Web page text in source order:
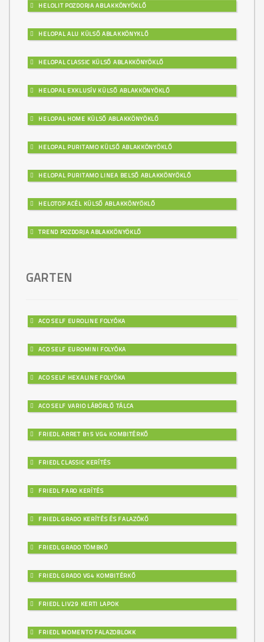
HELOLIT POZDORJA ABLAKKÖNYÖKLŐ
HELOPAL ALU KÜLSŐ ABLAKKÖNYKLŐ
HELOPAL CLASSIC KÜLSŐ ABLAKKÖNYÖKLŐ
HELOPAL EXKLUSÍV KÜLSŐ ABLAKKÖNYÖKLŐ
HELOPAL HOME KÜLSŐ ABLAKKÖNYÖKLŐ
HELOPAL PURITAMO KÜLSŐ ABLAKKÖNYÖKLŐ
HELOPAL PURITAMO LINEA BELSŐ ABLAKKÖNYÖKLŐ
HELOTOP ACÉL KÜLSŐ ABLAKKÖNYÖKLŐ
TREND POZDORJA ABLAKKÖNYÖKLŐ
GARTEN
ACO SELF EUROLINE FOLYÓKA
ACO SELF EUROMINI FOLYÓKA
ACO SELF HEXALINE FOLYÓKA
ACO SELF VARIO LÁBÖRLŐ TÁLCA
FRIEDL ARRET B15 VG4 KOMBITÉRKŐ
FRIEDL CLASSIC KERÍTÉS
FRIEDL FARO KERÍTÉS
FRIEDL GRADO KERÍTÉS ÉS FALAZÓKŐ
FRIEDL GRADO TÖMBKŐ
FRIEDL GRADO VG4 KOMBITÉRKŐ
FRIEDL LIV29 KERTI LAPOK
FRIEDL MOMENTO FALAZOBLOKK